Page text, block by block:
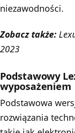
niezawodności.
Zobacz także:
2023
Podstawowy
wyposażeniem
Podstawowa
rozwiązania